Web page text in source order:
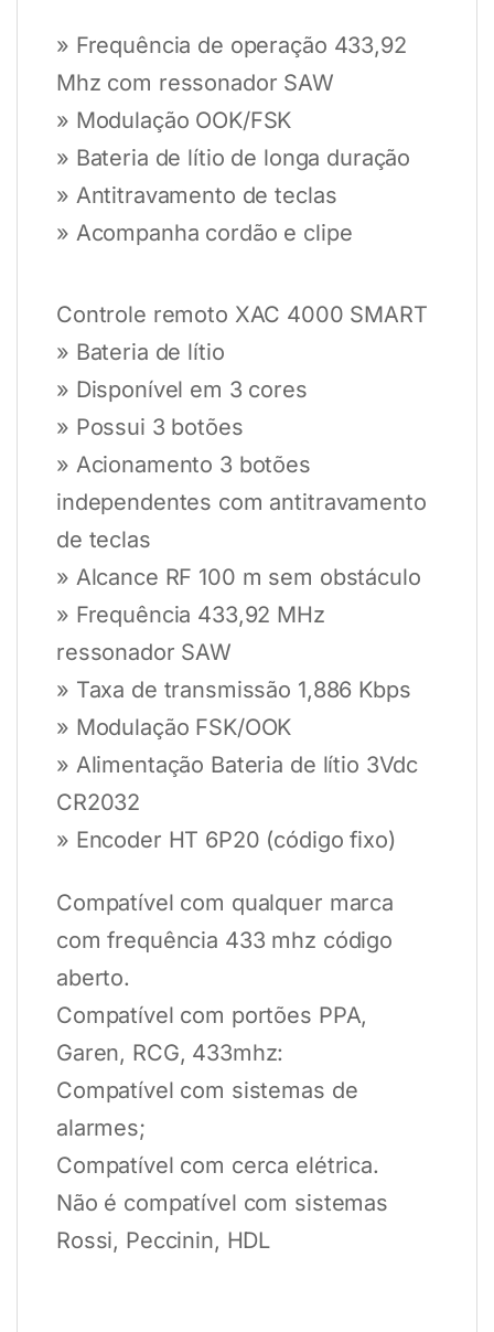
» Frequência de operação 433,92
Mhz com ressonador SAW
» Modulação OOK/FSK
» Bateria de lítio de longa duração
» Antitravamento de teclas
» Acompanha cordão e clipe
Controle remoto XAC 4000 SMART
» Bateria de lítio
» Disponível em 3 cores
» Possui 3 botões
» Acionamento 3 botões
independentes com antitravamento
de teclas
» Alcance RF 100 m sem obstáculo
» Frequência 433,92 MHz
ressonador SAW
» Taxa de transmissão 1,886 Kbps
» Modulação FSK/OOK
» Alimentação Bateria de lítio 3Vdc
CR2032
» Encoder HT 6P20 (código fixo)
Compatível com qualquer marca
com frequência 433 mhz código
aberto.
Compatível com portões PPA,
Garen, RCG, 433mhz:
Compatível com sistemas de
alarmes;
Compatível com cerca elétrica.
Não é compatível com sistemas
Rossi, Peccinin, HDL